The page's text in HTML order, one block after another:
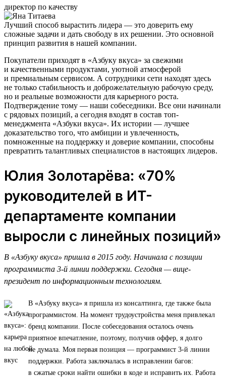
директор по качеству
Лучший способ вырастить лидера — это доверить ему
сложные задачи и дать свободу в их решении. Это основной
принцип развития в нашей компании.
Покупатели приходят в «Азбуку вкуса» за свежими
и качественными продуктами, уютной атмосферой
и премиальным сервисом. А сотрудники сети находят здесь
не только стабильность и доброжелательную рабочую среду,
но и реальные возможности для карьерного роста.
Подтверждение тому — наши собеседники. Все они начинали
с рядовых позиций, а сегодня входят в состав топ-
менеджмента «Азбуки вкуса». Их истории — лучшее
доказательство того, что амбиции и увлеченность,
помноженные на поддержку и доверие компании, способны
превратить талантливых специалистов в настоящих лидеров.
Юлия Золотарёва: «70%
руководителей в ИТ-
департаменте компании
выросли с линейных позиций»
В «Азбуку вкуса» пришла в 2015 году. Начинала с позиции
программиста 3-й линии поддержки. Сегодня — вице-
президент по информационным технологиям.
В «Азбуку вкуса» я пришла из консалтинга, где также была
программистом. На момент трудоустройства меня привлекал
бренд компании. После собеседования осталось очень
приятное впечатление, поэтому, получив оффер, я долго
не думала. Моя первая позиция — программист 3-й линии
поддержки. Работа заключалась в исправлении багов:
в сжатые сроки найти ошибки в коде и исправить их. Работа